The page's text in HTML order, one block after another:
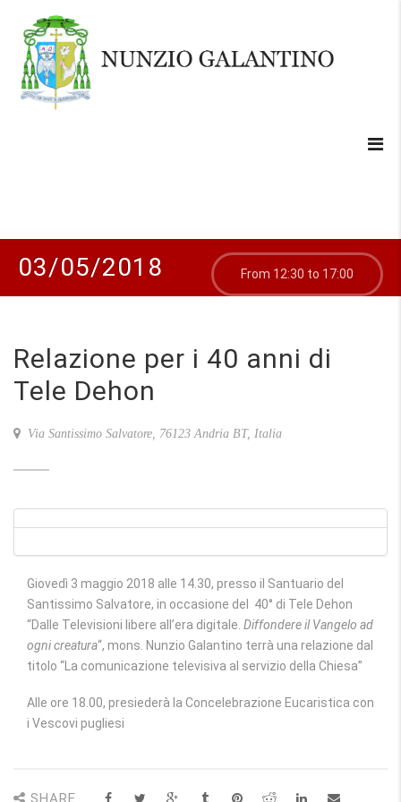
03/05/2018 From 12:30 to 17:00
Relazione per i 40 anni di
Tele Dehon
Via Santissimo Salvatore, 76123 Andria BT, Italia
Giovedì 3 maggio 2018 alle 14.30, presso il Santuario del
Santissimo Salvatore, in occasione del 40° di Tele Dehon
“Dalle Televisioni libere all’era digitale. Diffondere il Vangelo ad
ogni creatura“, mons. Nunzio Galantino terrà una relazione dal
titolo “La comunicazione televisiva al servizio della Chiesa”
Alle ore 18.00, presiederà la Concelebrazione Eucaristica con
i Vescovi pugliesi
SHARE